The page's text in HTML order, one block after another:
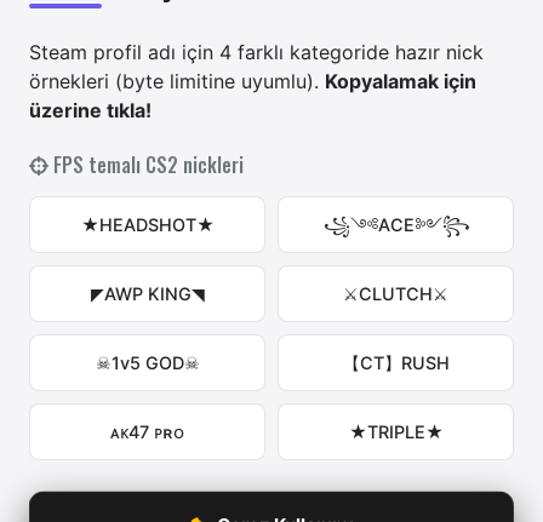
Steam profil adı için 4 farklı kategoride hazır nick
örnekleri (byte limitine uyumlu). Kopyalamak için
üzerine tıkla!
FPS temalı CS2 nickleri
★HEADSHOT★ ꧁༺ACE༻꧂
◤AWP KING◥ ⚔CLUTCH⚔
☠1v5 GOD☠ 【CT】RUSH
ᴀᴋ47 ᴘʀᴏ ★TRIPLE★
Erkek CS2 nickleri